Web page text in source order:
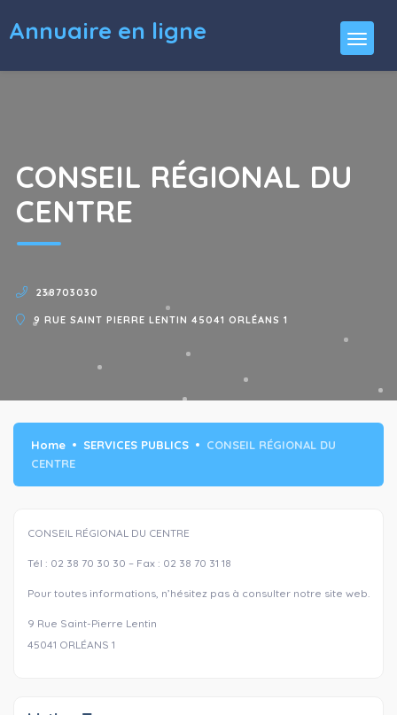
Annuaire en ligne
CONSEIL RÉGIONAL DU
CENTRE
238703030
9 RUE SAINT PIERRE LENTIN 45041 ORLÉANS 1
Home SERVICES PUBLICS
CONSEIL RÉGIONAL DU
CENTRE
CONSEIL RÉGIONAL DU CENTRE
Tél : 02 38 70 30 30 – Fax : 02 38 70 31 18
Pour toutes informations, n’hésitez pas à consulter notre site web.
9 Rue Saint-Pierre Lentin
45041 ORLÉANS 1